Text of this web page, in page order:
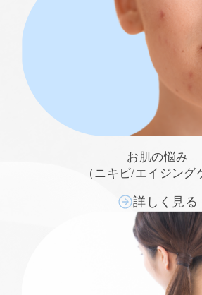
お肌の悩み
（ニキビ/エイジング
詳しく見る